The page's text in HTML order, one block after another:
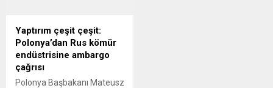
Yaptırım çeşit çeşit:
Polonya’dan Rus kömür
endüstrisine ambargo
çağrısı
Polonya Başbakanı Mateusz